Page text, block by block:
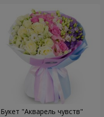
Букет "Акварель чувств"